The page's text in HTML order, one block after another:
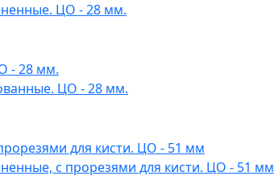
ЦО - 28 мм.
ЦО - 28 мм.
с прорезями для кисти. ЦО - 51 мм